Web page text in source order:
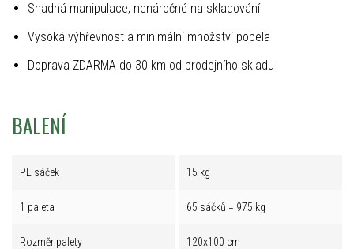
Snadná manipulace, nenáročné na skladování
Vysoká výhřevnost a minimální množství popela
Doprava ZDARMA do 30 km od prodejního skladu
BALENÍ
PE sáček 15 kg
1 paleta 65 sáčků = 975 kg
Rozměr palety 120x100 cm